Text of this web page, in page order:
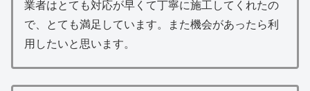
業者はとても対応が早くて丁寧に施工してくれたの
で、とても満足しています。また機会があったら利
用したいと思います。